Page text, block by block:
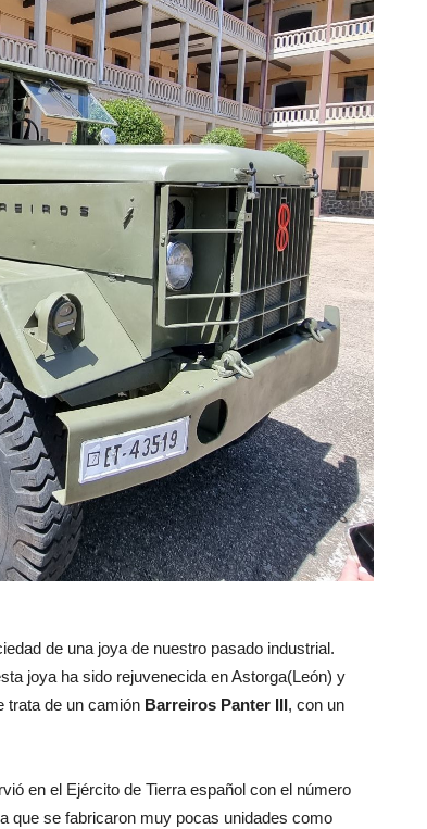
de una joya de nuestro pasado industrial.
joya ha sido rejuvenecida en Astorga(León) y
trata de un camión Barreiros Panter III, con un
en el Ejército de Tierra español con el número
que se fabricaron muy pocas unidades como